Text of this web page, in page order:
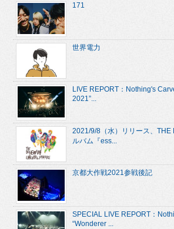
171
世界電力
LIVE REPORT：Nothing's
2021”...
2021/9/8（水）リリース、THE
ルバム『ess...
京都大作戦2021参戦後記
SPECIAL LIVE REPORT：
“Wonderer ...